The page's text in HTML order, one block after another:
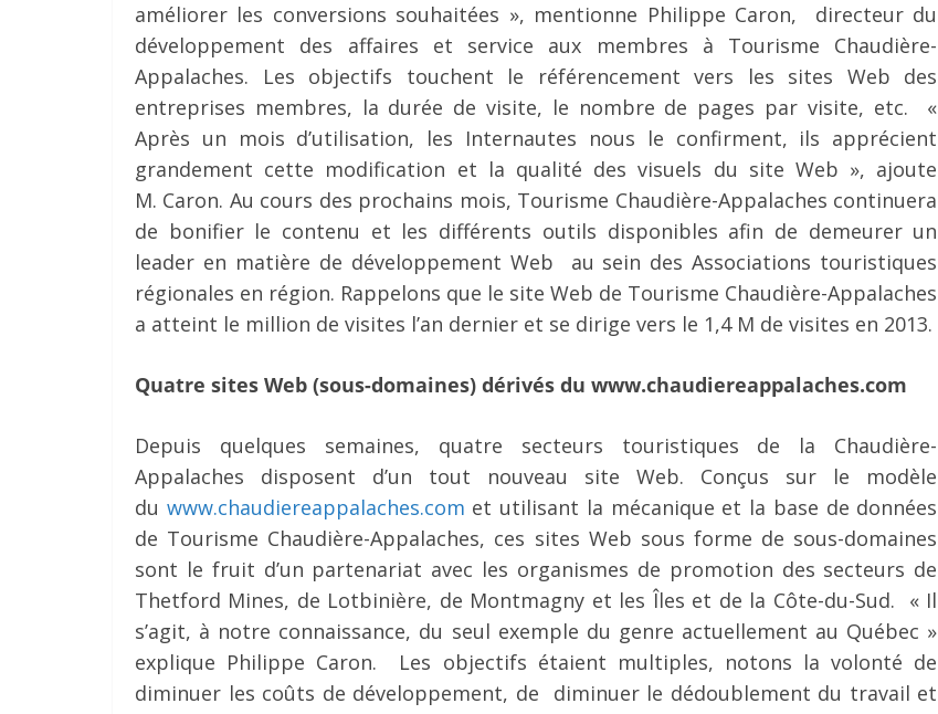
améliorer les conversions souhaitées », mentionne Philippe Caron, directeur du
développement des affaires et service aux membres à Tourisme Chaudière-
Appalaches. Les objectifs touchent le référencement vers les sites Web des
entreprises membres, la durée de visite, le nombre de pages par visite, etc. «
Après un mois d’utilisation, les Internautes nous le confirment, ils apprécient
grandement cette modification et la qualité des visuels du site Web », ajoute
M. Caron. Au cours des prochains mois, Tourisme Chaudière-Appalaches continuera
de bonifier le contenu et les différents outils disponibles afin de demeurer un
leader en matière de développement Web au sein des Associations touristiques
régionales en région. Rappelons que le site Web de Tourisme Chaudière-Appalaches
a atteint le million de visites l’an dernier et se dirige vers le 1,4 M de visites en 2013.
Quatre sites Web (sous-domaines) dérivés du www.chaudiereappalaches.com
Depuis quelques semaines, quatre secteurs touristiques de la Chaudière-
Appalaches disposent d’un tout nouveau site Web. Conçus sur le modèle
du www.chaudiereappalaches.com et utilisant la mécanique et la base de données
de Tourisme Chaudière-Appalaches, ces sites Web sous forme de sous-domaines
sont le fruit d’un partenariat avec les organismes de promotion des secteurs de
Thetford Mines, de Lotbinière, de Montmagny et les Îles et de la Côte-du-Sud. « Il
s’agit, à notre connaissance, du seul exemple du genre actuellement au Québec »
explique Philippe Caron. Les objectifs étaient multiples, notons la volonté de
diminuer les coûts de développement, de diminuer le dédoublement du travail et